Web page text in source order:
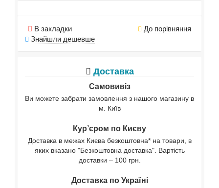
В закладки
До порівняння
Знайшли дешевше
Доставка
Самовивіз
Ви можете забрати замовлення з нашого магазину в
м. Київ
Кур’єром по Києву
Доставка в межах Києва безкоштовна* на товари, в
яких вказано "Безкоштовна доставка". Вартість
доставки – 100 грн.
Доставка по Україні